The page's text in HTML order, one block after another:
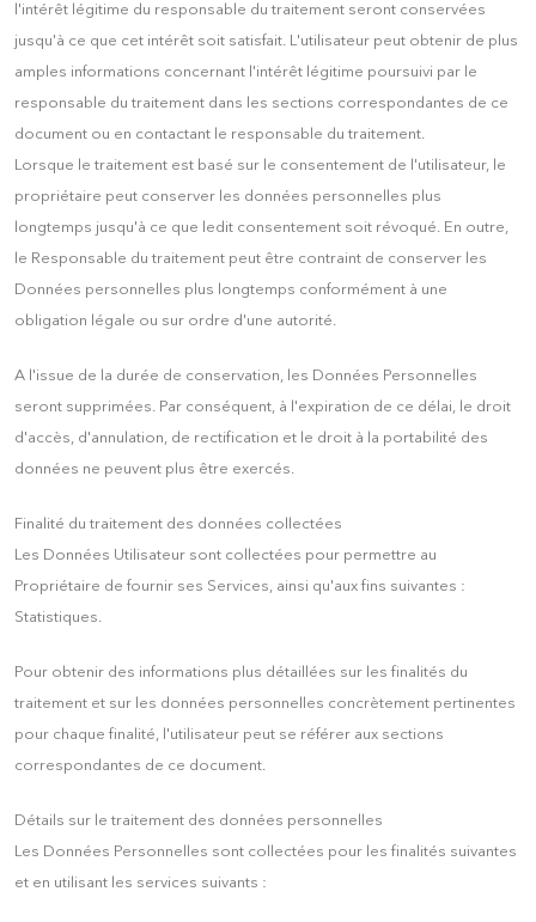
l'intérêt légitime du responsable du traitement seront conservées
jusqu'à ce que cet intérêt soit satisfait. L'utilisateur peut obtenir de plus
amples informations concernant l'intérêt légitime poursuivi par le
responsable du traitement dans les sections correspondantes de ce
document ou en contactant le responsable du traitement.
Lorsque le traitement est basé sur le consentement de l'utilisateur, le
propriétaire peut conserver les données personnelles plus
longtemps jusqu'à ce que ledit consentement soit révoqué. En outre,
le Responsable du traitement peut être contraint de conserver les
Données personnelles plus longtemps conformément à une
obligation légale ou sur ordre d'une autorité.
A l'issue de la durée de conservation, les Données Personnelles
seront supprimées. Par conséquent, à l'expiration de ce délai, le droit
d'accès, d'annulation, de rectification et le droit à la portabilité des
données ne peuvent plus être exercés.
Finalité du traitement des données collectées
Les Données Utilisateur sont collectées pour permettre au
Propriétaire de fournir ses Services, ainsi qu'aux fins suivantes :
Statistiques.
Pour obtenir des informations plus détaillées sur les finalités du
traitement et sur les données personnelles concrètement pertinentes
pour chaque finalité, l'utilisateur peut se référer aux sections
correspondantes de ce document.
Détails sur le traitement des données personnelles
Les Données Personnelles sont collectées pour les finalités suivantes
et en utilisant les services suivants :